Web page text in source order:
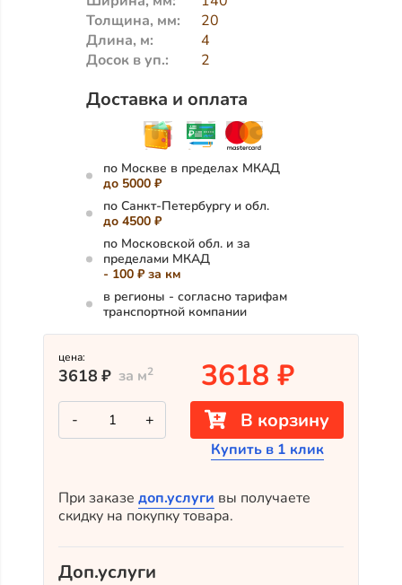
Толщина, мм:
20
Длина, м:
4
Досок в уп.:
2
Доставка и оплата
по Москве в пределах МКАД
до 5000 ₽
по Санкт-Петербургу и обл.
до 4500 ₽
по Московской обл. и за
пределами МКАД
- 100 ₽ за км
в регионы - согласно тарифам
транспортной компании
цена:
3618 ₽ за м2 3618 ₽
-
Количество
товара
Винтажный
(BIORA-
1507)
+ В корзину
Купить в 1 клик
При заказе доп.услуги вы получаете
скидку на покупку товара.
Доп.услуги